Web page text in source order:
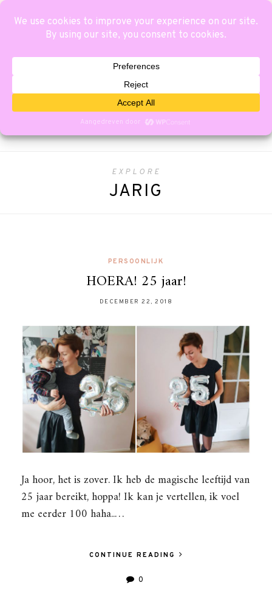
EXPLORE
JARIG
PERSOONLIJK
HOERA! 25 jaar!
DECEMBER 22, 2018
Ja hoor, het is zover. Ik heb de magische leeftijd van
25 jaar bereikt, hoppa! Ik kan je vertellen, ik voel
me eerder 100 haha..…
CONTINUE READING
0